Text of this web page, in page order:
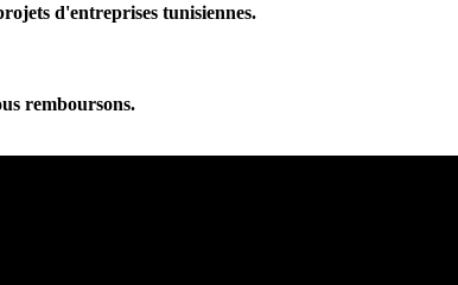
d'entreprises tunisiennes.
remboursons.